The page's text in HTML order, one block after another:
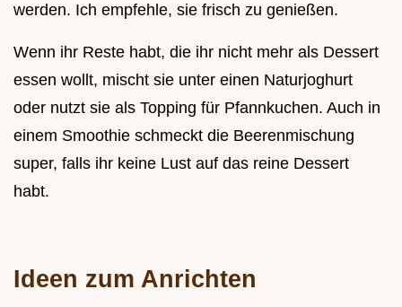
werden. Ich empfehle, sie frisch zu genießen.
Wenn ihr Reste habt, die ihr nicht mehr als Dessert
essen wollt, mischt sie unter einen Naturjoghurt
oder nutzt sie als Topping für Pfannkuchen. Auch in
einem Smoothie schmeckt die Beerenmischung
super, falls ihr keine Lust auf das reine Dessert
habt.
Ideen zum Anrichten